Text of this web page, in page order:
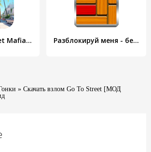
The Gang: Street Mafia Wars Разблокируй меня - бесплатная - Unblock Me FREE
» Скачать взлом Go To Street [МОД